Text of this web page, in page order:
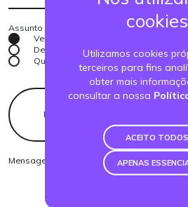
Assunto
Vendas
Devoluções
Quero ser revendedor
Produto
cookies
Utilizamos cookies
terceiros para fins
obter mais
consultar a nossa
ACEITO TODOS
APENAS